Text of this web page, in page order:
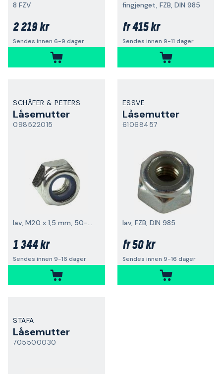
8 FZV
2 219 kr
Sendes innen 6-9 dager
fingjenget, FZB, DIN 985
fr415 kr
Sendes innen 9-11 dager
SCHÄFER & PETERS
Låsemutter
098522015
lav, M20 x 1,5 mm, 50-pakk
1 344 kr
Sendes innen 9-16 dager
ESSVE
Låsemutter
61068457
lav, FZB, DIN 985
fr50 kr
Sendes innen 9-16 dager
STAFA
Låsemutter
705500030